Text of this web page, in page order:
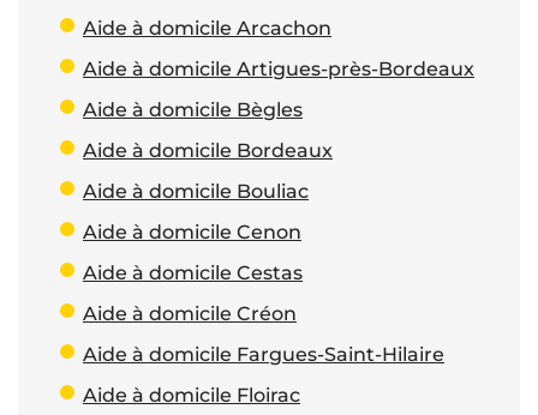
Aide à domicile Arcachon
Aide à domicile Artigues-près-Bordeaux
Aide à domicile Bègles
Aide à domicile Bordeaux
Aide à domicile Bouliac
Aide à domicile Cenon
Aide à domicile Cestas
Aide à domicile Créon
Aide à domicile Fargues-Saint-Hilaire
Aide à domicile Floirac